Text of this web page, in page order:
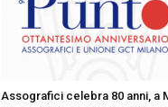
Assografici celebra 80 anni, a